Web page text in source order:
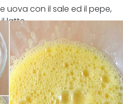
uova con il sale ed il pepe,
latte.